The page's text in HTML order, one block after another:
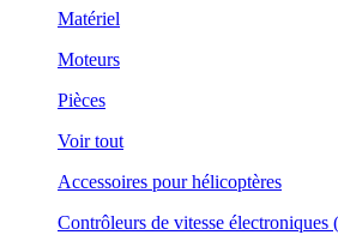
Matériel
Moteurs
Pièces
Voir tout
Accessoires pour hélicoptères
Contrôleurs de vitesse électroniques